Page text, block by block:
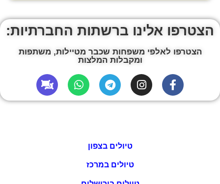
הצטרפו אלינו ברשתות החברתיות:
הצטרפו לאלפי משפחות שכבר מטיילות, משתפות
ומקבלות המלצות
טיולים בצפון
טיולים במרכז